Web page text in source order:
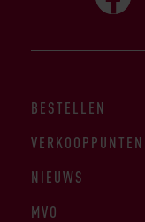
BESTELLEN
VERKOOPPUNTEN
NIEUWS
MVO